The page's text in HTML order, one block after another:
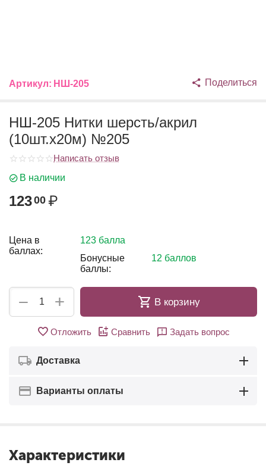
Артикул: НШ-205 Поделиться
НШ-205 Нитки шерсть/акрил
(10шт.х20м) №205
Написать отзыв
В наличии
12300 ₽
Цена в
баллах:
123 балла
Бонусные
баллы:
12 баллов
+
− В корзину
Отложить Сравнить Задать вопрос
Доставка
Варианты оплаты
Характеристики